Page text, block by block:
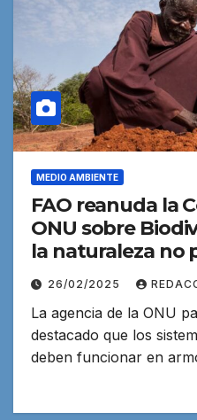
MEDIO AMBIENTE
FAO reanuda la
ONU sobre
la naturaleza no
26/02/2025
La agencia de la ONU
destacado que los
deben funcionar en